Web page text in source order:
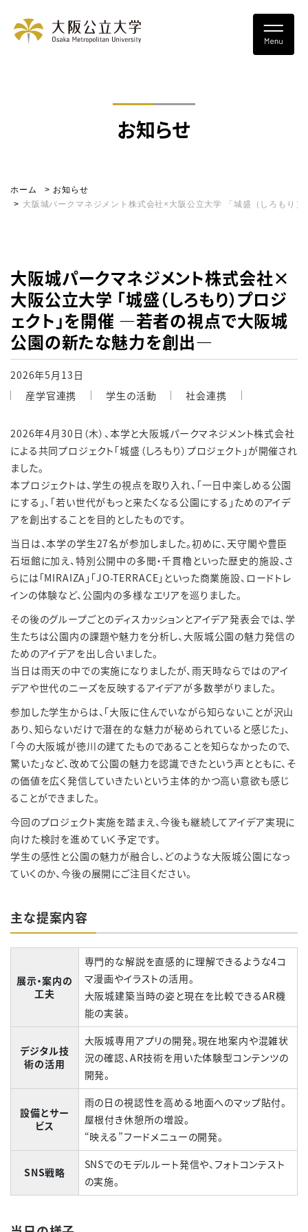
お知らせ
ホーム
お知らせ
大阪城パークマネジメント株式会社×大阪公立大学 「城盛（しろもり
大阪城パークマネジメント株式会社×
大阪公立大学 「城盛（しろもり）プロジ
ェクト」を開催 ―若者の視点で大阪城
公園の新たな魅力を創出―
2026年5月13日
産学官連携
学生の活動 社会連携
2026年4月30 日（木）、本学と大阪城パークマネジメント株式会社
による共同プロジェクト「城盛（しろもり）プロジェクト」が開催され
ました。
本プロジェクトは、学生の視点を取り入れ、「一日中楽しめる公園
にする」、「若い世代がもっと来たくなる公園にする」ためのアイデ
アを創出することを目的としたものです。
当日は、本学の学生27名が参加しました。初めに、天守閣や豊臣
石垣館に加え、特別公開中の多聞・千貫櫓といった歴史的施設、さ
らには「MIRAIZA 」「JO-TERRACE」といった商業施設、ロードトレ
インの体験など、公園内の多様なエリアを巡りました。
その後のグループごとのディスカッションとアイデア発表会では、学
生たちは公園内の課題や魅力を分析し、大阪城公園の魅力発信の
ためのアイデアを出し合いました。
当日は雨天の中での実施になりましたが、雨天時ならではのアイ
デアや世代のニーズを反映するアイデアが多数挙がりました。
参加した学生からは、「大阪に住んでいながら知らないことが沢山
あり、知らないだけで潜在的な魅力が秘められていると感じた」、
「今の大阪城が徳川の建てたものであることを知らなかったので、
驚いた」など、改めて公園の魅力を認識できたという声とともに、そ
の価値を広く発信していきたいという主体的かつ高い意欲も感じ
ることができました。
今回のプロジェクト実施を踏まえ、今後も継続してアイデア実現に
向けた検討を進めていく予定です。
学生の感性と公園の魅力が融合し、どのような大阪城公園になっ
ていくのか、今後の展開にご注目ください。
主な提案内容
展示・案内の
工夫
専門的な解説を直感的に理解できるような4コ
マ漫画やイラストの活用。
大阪城建築当時の姿と現在を比較できるAR機
能の実装。
デジタル技
術の活用
大阪城専用アプリの開発。現在地案内や混雑状
況の確認、AR技術を用いた体験型コンテンツの
開発。
設備とサー
ビス
雨の日の視認性を高める地面へのマップ貼付。
屋根付き休憩所の増設。
“映える ”フードメニューの開発。
SNS戦略
SNSでのモデルルート発信や、フォトコンテスト
の実施。